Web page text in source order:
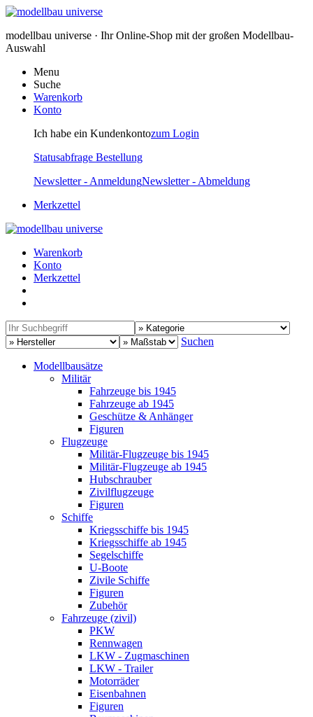
modellbau universe · Ihr Online-Shop mit der großen Modellbau-
Auswahl
Menu
Suche
Warenkorb
Konto
Ich habe ein Kundenkontozum Login
Statusabfrage Bestellung
Newsletter - AnmeldungNewsletter - Abmeldung
Merkzettel
Warenkorb
Konto
Merkzettel
Suchen
Modellbausätze
Militär
Fahrzeuge bis 1945
Fahrzeuge ab 1945
Geschütze & Anhänger
Figuren
Flugzeuge
Militär-Flugzeuge bis 1945
Militär-Flugzeuge ab 1945
Hubschrauber
Zivilflugzeuge
Figuren
Schiffe
Kriegsschiffe bis 1945
Kriegsschiffe ab 1945
Segelschiffe
U-Boote
Zivile Schiffe
Figuren
Zubehör
Fahrzeuge (zivil)
PKW
Rennwagen
LKW - Zugmaschinen
LKW - Trailer
Motorräder
Eisenbahnen
Figuren